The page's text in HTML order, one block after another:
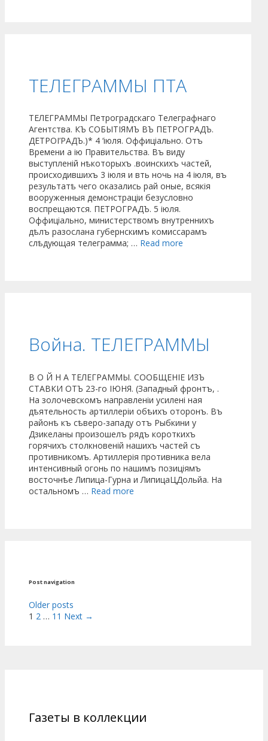
ТЕЛЕГРАММЫ ПТА
ТЕЛЕГРАММЫ Петроградскаго Телеграфнаго
Агентства. КЪ СОБЫТІЯМЪ ВЪ ПЕТРОГРАДЪ.
ДЕТРОІ’РАДЪ.)* 4 ‘іюля. Оффиціально. Отъ
Времени а ію Правительства. Въ виду
выступленій нѣкоторыхъ .воинскихъ частей,
происходившихъ 3 іюля и вть ночь на 4 іюля, въ
результатѣ чего оказались рай оные, всякія
вооруженныя демонстраціи безусловно
воспрещаются. ПЕТРОГРАДЪ. 5 іюля.
Оффиціально, министерствомъ внутреннихъ
дѣлъ разослана губернскимъ комиссарамъ
слѣдующая телеграмма; … Read more
Война. ТЕЛЕГРАММЫ
В О Й Н А ТЕЛЕГРАММЫ. СООБЩЕНІЕ ИЗЪ
СТАВКИ ОТЪ 23-го ІЮНЯ. (Западный фронтъ, .
На золочевскомъ направленіи усилені ная
дѣятельность артиллеріи обѣихъ оторонъ. Въ
районѣ къ сѣверо-западу отъ Рыбкини у
Дзикеланы произошелъ рядъ короткихъ
горячихъ столкновеній нашихъ частей съ
противникомъ. Артиллерія противника вела
интенсивный огонь по нашимъ позиціямъ
восточнѣе Липица-Гурна и ЛипицаЦДольйа. На
остальномъ … Read more
Post navigation
Older posts
1 2 … 11 Next →
Газеты в коллекции